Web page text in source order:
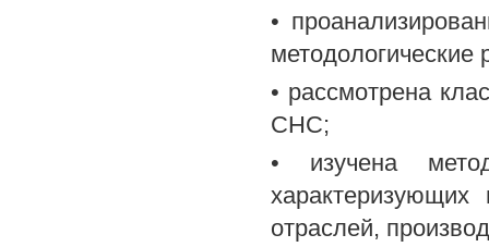
•
• рассмотрена
СНС;
• изучена
характеризующих
отраслей,